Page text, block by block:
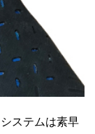
ステムは素早